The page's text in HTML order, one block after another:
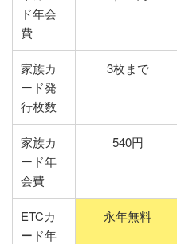
ド年会
費
家族カ
ード発
行枚数
3枚まで
家族カ
ード年
会費
540円
ETCカ
ード年
永年無料